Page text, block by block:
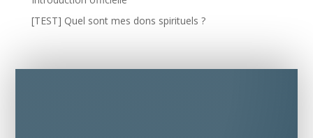
[TEST] Quel sont mes dons spirituels ?